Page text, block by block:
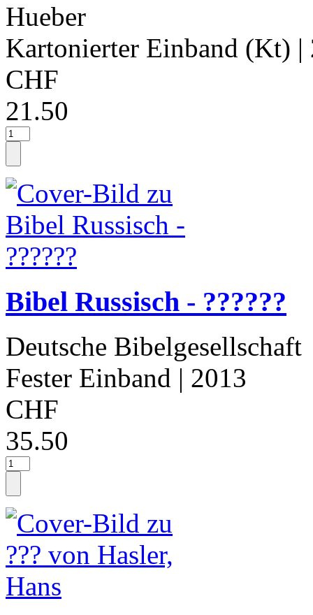
Hueber
Kartonierter Einband (Kt) |
CHF
21.50
Bibel Russisch - ??????
Deutsche Bibelgesellschaft
Fester Einband | 2013
CHF
35.50